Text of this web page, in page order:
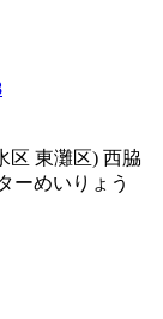
区 東灘区) 西脇
ーめいりょう